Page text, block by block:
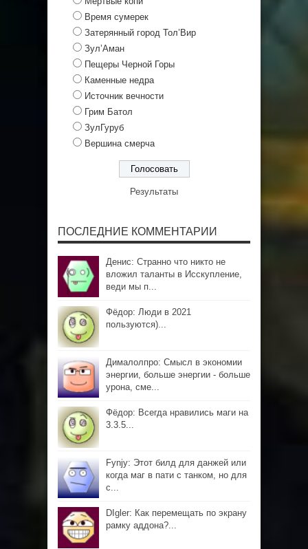
Время сумерек
Затерянный город Тол’Вир
Зул’Аман
Пещеры Черной Горы
Каменные недра
Источник вечности
Грим Батол
ЗулГуруб
Вершина смерча
Результаты
ПОСЛЕДНИЕ КОММЕНТАРИИ
Денис: Странно что никто не
вложил таланты в Исскупление,
веди мы п...
Фёдор: Люди в 2021
пользуются)...
Дималолпро: Смысл в экономии
энергии, больше энергии - больше
урона, сме...
Фёдор: Всегда нравились маги на
3.3.5...
Fynjy: Этот билд для данжей или
когда маг в пати с танком, но для
с...
DIgler: Как перемещать по экрану
рамку аддона?...